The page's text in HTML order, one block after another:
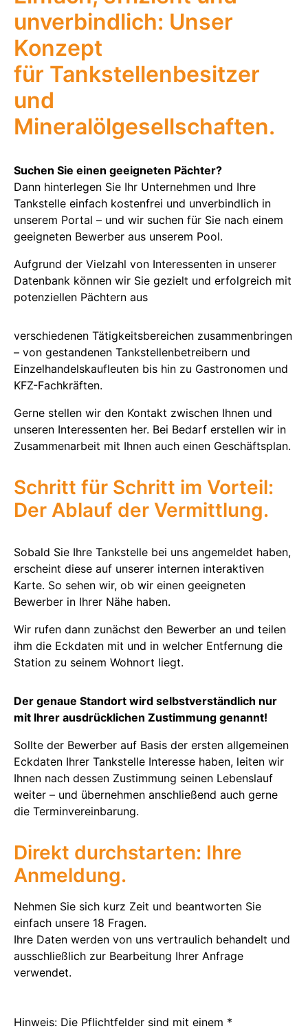
unverbindlich: Unser
Konzept
für Tankstellenbesitzer
und
Mineralölgesellschaften.
Suchen Sie einen geeigneten Pächter?
Dann hinterlegen Sie Ihr Unternehmen und Ihre
Tankstelle einfach kostenfrei und unverbindlich in
unserem Portal – und wir suchen für Sie nach einem
geeigneten Bewerber aus unserem Pool.
Aufgrund der Vielzahl von Interessenten in unserer
Datenbank können wir Sie gezielt und erfolgreich mit
potenziellen Pächtern aus
verschiedenen Tätigkeitsbereichen zusammenbringen
– von gestandenen Tankstellenbetreibern und
Einzelhandelskaufleuten bis hin zu Gastronomen und
KFZ-Fachkräften.
Gerne stellen wir den Kontakt zwischen Ihnen und
unseren Interessenten her. Bei Bedarf erstellen wir in
Zusammenarbeit mit Ihnen auch einen Geschäftsplan.
Schritt für Schritt im Vorteil:
Der Ablauf der Vermittlung.
Sobald Sie Ihre Tankstelle bei uns angemeldet haben,
erscheint diese auf unserer internen interaktiven
Karte. So sehen wir, ob wir einen geeigneten
Bewerber in Ihrer Nähe haben.
Wir rufen dann zunächst den Bewerber an und teilen
ihm die Eckdaten mit und in welcher Entfernung die
Station zu seinem Wohnort liegt.
Der genaue Standort wird selbstverständlich nur
mit Ihrer ausdrücklichen Zustimmung genannt!
Sollte der Bewerber auf Basis der ersten allgemeinen
Eckdaten Ihrer Tankstelle Interesse haben, leiten wir
Ihnen nach dessen Zustimmung seinen Lebenslauf
weiter – und übernehmen anschließend auch gerne
die Terminvereinbarung.
Direkt durchstarten: Ihre
Anmeldung.
Nehmen Sie sich kurz Zeit und beantworten Sie
einfach unsere 18 Fragen.
Ihre Daten werden von uns vertraulich behandelt und
ausschließlich zur Bearbeitung Ihrer Anfrage
verwendet.
Hinweis: Die Pflichtfelder sind mit einem *